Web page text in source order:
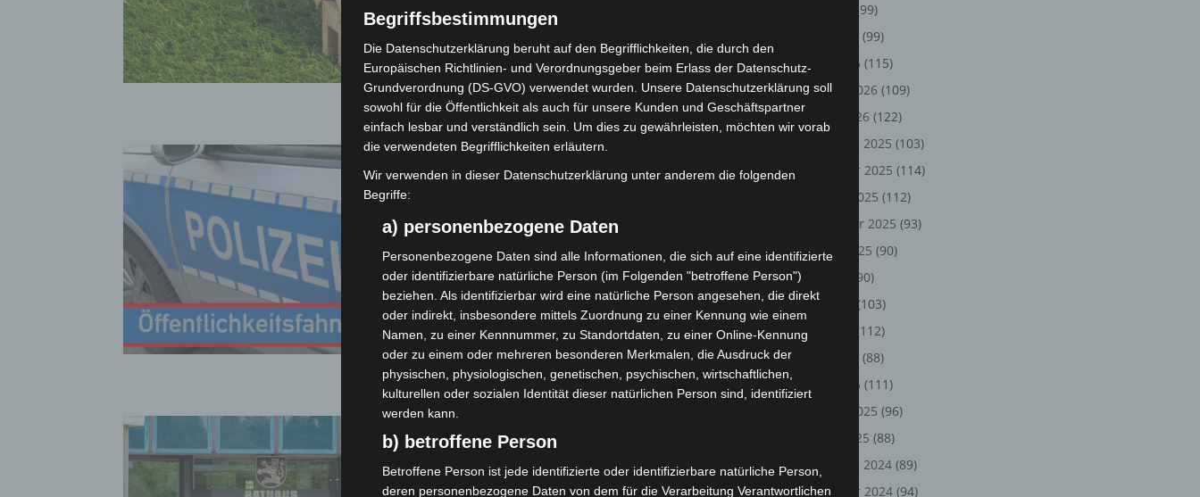
zulässig und möglich Langenhagen (pm). Die Stadt
Langenhagen rät bei der Suche nach Baugrundstücken in
Kleinanzeigen-Portalen zur Vorsicht....
Weiterlesen
Öffentlichkeitsfahndung: Wer
erkennt den unbekannten
15. Februar 2021
Hannover (ots). Die Polizei sucht mithilfe von Bildern, die
durch die Überwachungskameras eines Imbisses in
Langenhagen gemacht wurden, nach einem bislang
unbekannten Täter. Die abgebildete...
Weiterlesen
Sozialamt ab Montag in
dringenden Fällen wieder
geöffnet
(99)
(99)
März 2026 (115)
Februar 2026 (109)
Januar 2026 (122)
Dezember 2025 (103)
November 2025 (114)
Oktober 2025 (112)
September 2025 (93)
August 2025 (90)
Juli 2025
(90)
Juni 2025
(103)
Mai 2025
(112)
(88)
März 2025 (111)
Februar 2025 (96)
Januar 2025 (88)
Dezember 2024 (89)
November 2024 (94)
Begriffsbestimmungen
Die Datenschutzerklärung beruht auf den Begrifflichkeiten, die durch den
Europäischen Richtlinien- und Verordnungsgeber beim Erlass der Datenschutz-
Grundverordnung (DS-GVO) verwendet wurden. Unsere Datenschutzerklärung soll
sowohl für die Öffentlichkeit als auch für unsere Kunden und Geschäftspartner
einfach lesbar und verständlich sein. Um dies zu gewährleisten, möchten wir vorab
die verwendeten Begrifflichkeiten erläutern.
Wir verwenden in dieser Datenschutzerklärung unter anderem die folgenden
Begriffe:
a) personenbezogene Daten
Personenbezogene Daten sind alle Informationen, die sich auf eine identifizierte
oder identifizierbare natürliche Person (im Folgenden "betroffene Person")
beziehen. Als identifizierbar wird eine natürliche Person angesehen, die direkt
oder indirekt, insbesondere mittels Zuordnung zu einer Kennung wie einem
Namen, zu einer Kennnummer, zu Standortdaten, zu einer Online-Kennung
oder zu einem oder mehreren besonderen Merkmalen, die Ausdruck der
physischen, physiologischen, genetischen, psychischen, wirtschaftlichen,
kulturellen oder sozialen Identität dieser natürlichen Person sind, identifiziert
werden kann.
b) betroffene Person
Betroffene Person ist jede identifizierte oder identifizierbare natürliche Person,
deren personenbezogene Daten von dem für die Verarbeitung Verantwortlichen